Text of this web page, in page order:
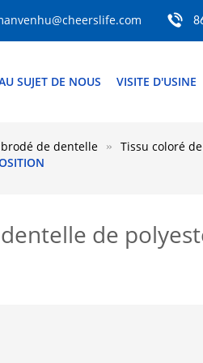
SUJET DE NOUS VISITE D'USINE
de dentelle Tissu coloré
de